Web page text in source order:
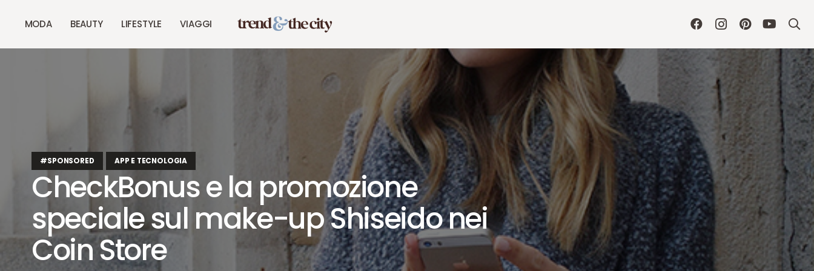
MODA BEAUTY LIFESTYLE VIAGGI
#SPONSORED APP E TECNOLOGIA
CheckBonus e la promozione
speciale sul make-up Shiseido nei
Coin Store